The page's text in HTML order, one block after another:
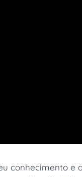
conhecimento e